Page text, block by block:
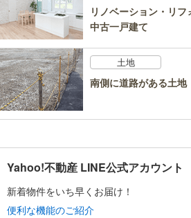
リノベーション・リ
中古一戸建て
土地
南側に道路がある土地
Yahoo!不動産 LINE公式アカウント
新着物件をいち早くお届け！
便利な機能のご紹介